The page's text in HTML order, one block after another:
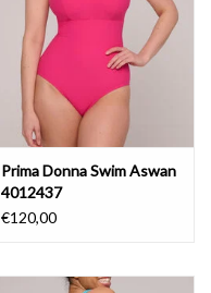
Prima Donna Swim Aswan
4012437
€120,00